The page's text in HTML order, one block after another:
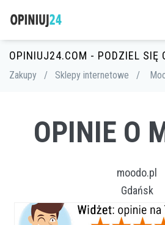
OPINIUJ24.COM - PODZIEL SIĘ
Zakupy / Sklepy internetowe /
OPINIE O
moodo.pl
Gdańsk